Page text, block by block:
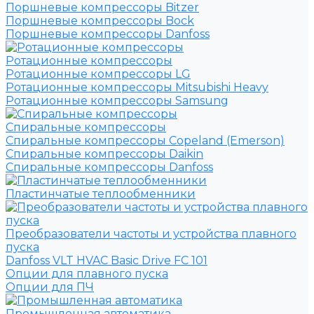
Поршневые компрессоры Bitzer
Поршневые компрессоры Bock
Поршневые компрессоры Danfoss
Ротационные компрессоры
Ротационные компрессоры LG
Ротационные компрессоры Mitsubishi Heavy
Ротационные компрессоры Samsung
Спиральные компрессоры
Спиральные компрессоры Copeland (Emerson)
Спиральные компрессоры Daikin
Спиральные компрессоры Danfoss
Пластинчатые теплообменники
Преобразователи частоты и устройства плавного
пуска
Danfoss VLT HVAC Basic Drive FC 101
Опции для плавного пуска
Опции для ПЧ